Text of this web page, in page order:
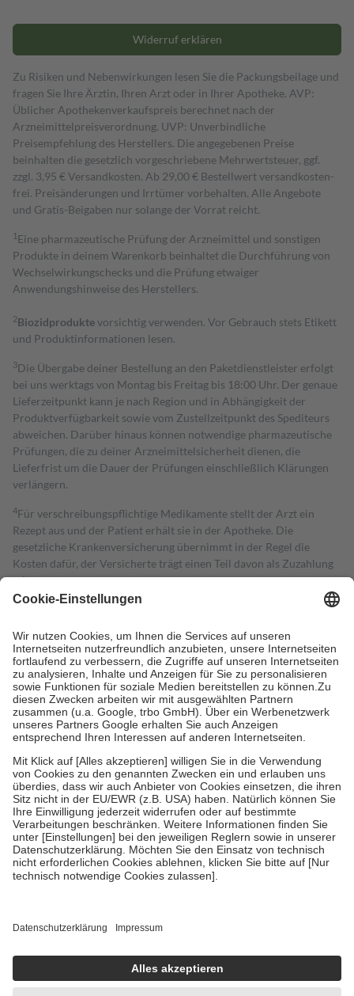
Widerruf erklären
Zu Risiken und Nebenwirkungen lesen Sie die Packungsbeilage und
fragen Sie Ihre Ärztin, Ihren Arzt oder in Ihrer Apotheke. AVP:
Üblicher Apothekenverkaufspreis berechnet nach der
Arzneimittelpreisverordnung. UVP: Unverbindliche
Preisempfehlung des Herstellers. Die angegebenen Preise
beinhalten die gesetzlich vorgeschriebene Mehrwertsteuer, ggf.
zzgl. 3,95 € Versandkosten. Ab 29,00 € Bestell­wert versand­kosten­
frei. Preisänderungen und Irrtümer vorbehalten. Alle Angebote
und Gratis-Beigaben nur solange der Vorrat reicht.
1 Eine pharmazeutische Prüfung der Arzneimittel und sonstigen
Produkte in deinem Warenkorb beinhaltet die Durchführung von
Wechselwirkungschecks und die Prüfung etwaiger
Anwendungshinweise des Herstellers.
2Biozidproduktevorsichtig verwenden. Vor Gebrauch stets Etikett
und Produktinformationen lesen.
3Die Übergabe deiner Bestellung an den Paketdienstleister erfolgt
bei uns werktags von Montag bis Freitag bis 18:00 Uhr. Der genaue
Lieferzeitpunkt kann je nach Region und in Abhängigkeit der
Produktverfügbarkeit sowie vom Zustellzeitpunkt des Spediteurs
abweichen. Darüber hinaus können notwendige pharmazeutische
Prüfungen, die zu deiner Arzneimittelsicherheit dienen, die
Lieferfrist um die Dauer der Prüfungen einschließlich Klärungen
verlängern.
4Für verschreibungspflichtige Medikamente stellt der Arzt ein
Rezept aus und der Patient erhält sie in der Apotheke. Die
gesetzliche Krankenversicherung übernimmt in der Regel die
Kosten dafür, der Versicherte trägt einen Teil davon als Zuzahlung
mit.
Grundsätzlich leisten Mitglieder Zuzahlungen in Höhe von zehn
höchstens zehn Euro.
Es sind jedoch nie mehr als die tatsächlichen
Kosten der Leistung zu entrichten.
Diese Regeln gelten grundsätzlich auch für Online-Apotheken.
Bei Heilmitteln und häuslicher Krankenpflege beträgt die
Zuzahlung zehn Prozent der Kosten sowie zehn Euro je
Verordnung.
Um das Engagement der Versicherten für ihre eigene Gesundheit zu
stärken und die besondere Stellung der Familie zu unterstützen,
fallenkeine Zuzahlungenan bei:
• Kindern und Jugendlichen bis zum vollendeten 18. Lebensjahr
mit Ausnahme der Fahrkosten
• Untersuchungen zur Vorsorge und Früherkennung, die von der
GKV getragen werden
• empfohlenen Schutzimpfungen
• Harn- und Blutteststreifen
getroffen, um sicherzustellen, dass es sich um echte Bewertungen
https://help.etrusted.com/hc/de/articles/4419944605341
Einige Bilder und Inhalte wurden unter Zuhilfenahme künstlicher